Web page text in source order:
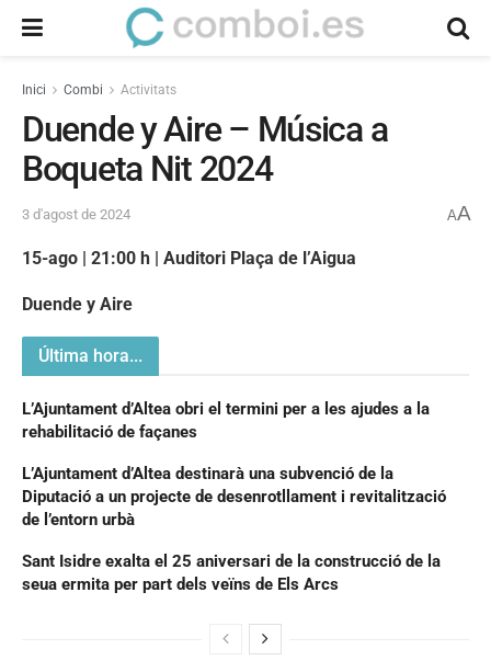
Inici Combi Activitats
Duende y Aire – Música a
Boqueta Nit 2024
3 d'agost de 2024 AA
15-ago | 21:00 h | Auditori Plaça de l’Aigua
Duende y Aire
Última hora...
L’Ajuntament d’Altea obri el termini per a les ajudes a la
rehabilitació de façanes
L’Ajuntament d’Altea destinarà una subvenció de la
Diputació a un projecte de desenrotllament i revitalització
de l’entorn urbà
Sant Isidre exalta el 25 aniversari de la construcció de la
seua ermita per part dels veïns de Els Arcs